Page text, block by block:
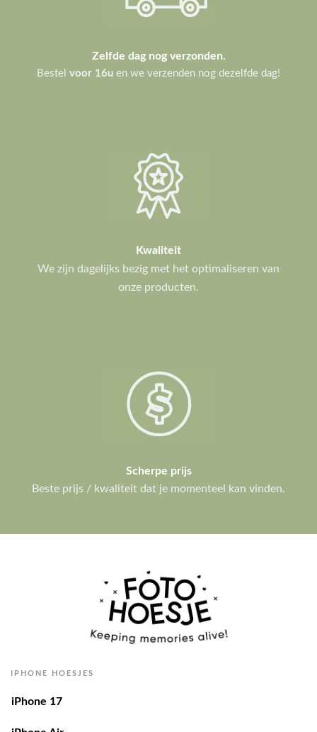
Zelfde dag nog verzonden.
Bestel voor 16u en we verzenden nog dezelfde dag!
Kwaliteit
We zijn dagelijks bezig met het optimaliseren van
onze producten.
Scherpe prijs
Beste prijs / kwaliteit dat je momenteel kan vinden.
IPHONE HOESJES
iPhone 17